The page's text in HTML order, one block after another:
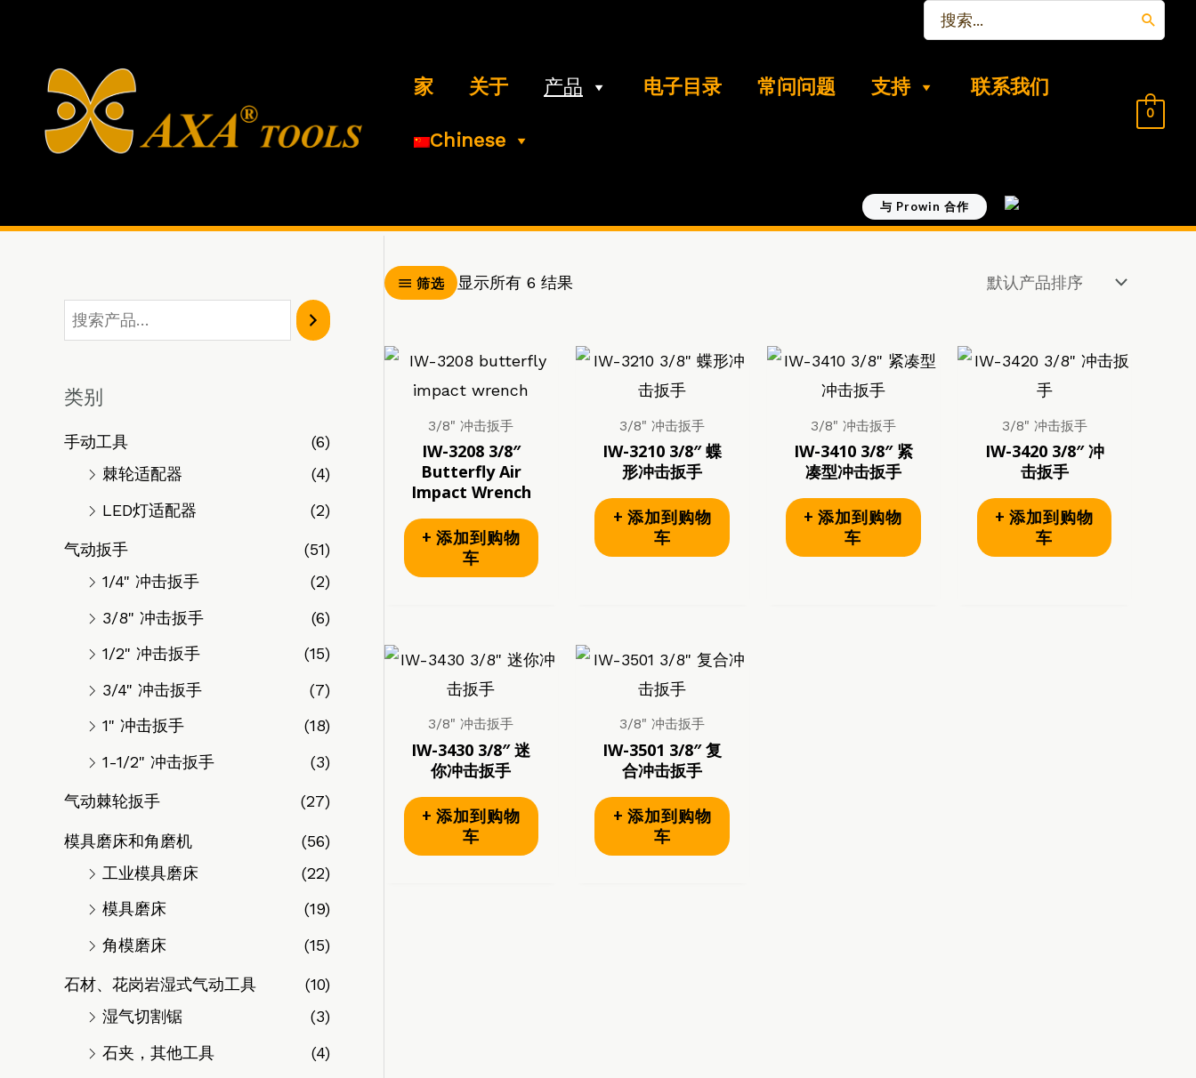
索：
家 关于 产品 电子目录 常问问题 支持 联系我们
Chinese
0
与 Prowin 合作
类别
手动工具
(6)
棘轮适配器
(4)
LED灯适配器
(2)
气动扳手
(51)
1/4" 冲击扳手
(2)
3/8" 冲击扳手
(6)
1/2" 冲击扳手
(15)
3/4" 冲击扳手
(7)
1" 冲击扳手
(18)
1-1/2" 冲击扳手
(3)
气动棘轮扳手 (27)
模具磨床和角磨机
(56)
工业模具磨床
(22)
模具磨床
(19)
角模磨床
(15)
石材、花岗岩湿式气动工具
(10)
湿气切割锯
(3)
石夹，其他工具
(4)
筛选 显示所有 6 结果
3/8" 冲击扳手
IW-3208 3/8″
Butterfly Air
Impact Wrench
+ 添加到购物
车
3/8" 冲击扳手
IW-3210 3/8″ 蝶
形冲击扳手
+ 添加到购物
车
3/8" 冲击扳手
IW-3410 3/8″ 紧
凑型冲击扳手
+ 添加到购物
车
3/8" 冲击扳手
IW-3420 3/8″ 冲
击扳手
+ 添加到购物
车
3/8" 冲击扳手
IW-3430 3/8″ 迷
你冲击扳手
+ 添加到购物
车
3/8" 冲击扳手
IW-3501 3/8″ 复
合冲击扳手
+ 添加到购物
车